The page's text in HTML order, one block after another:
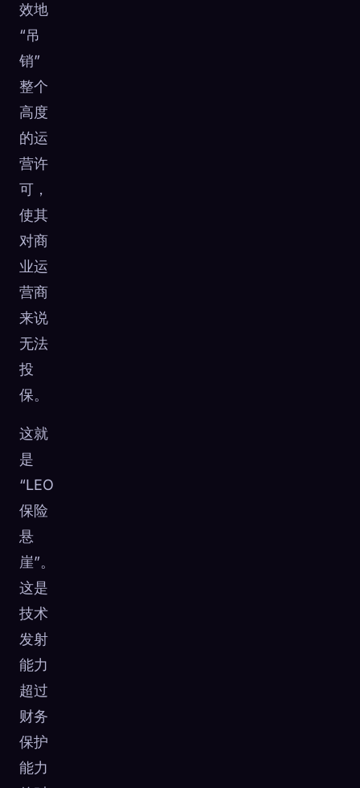
效地
“吊
销”
整个
高度
的运
营许
可，
使其
对商
业运
营商
来说
无法
投
保。
这就
是
“LEO
保险
悬
崖”。
这是
技术
发射
能力
超过
财务
保护
能力